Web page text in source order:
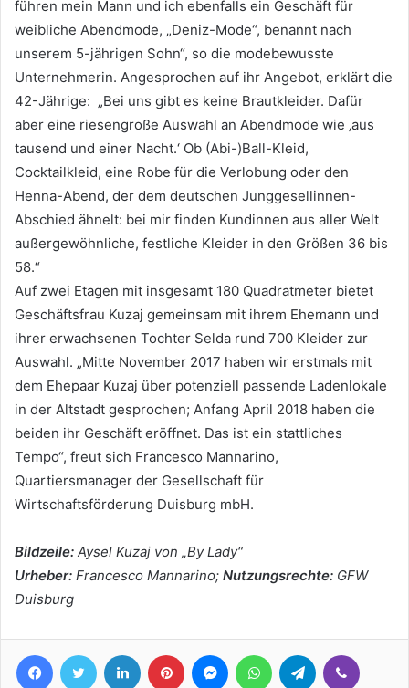
führen mein Mann und ich ebenfalls ein Geschäft für
weibliche Abendmode, „Deniz-Mode“, benannt nach
unserem 5-jährigen Sohn“, so die modebewusste
Unternehmerin. Angesprochen auf ihr Angebot, erklärt die
42-Jährige: „Bei uns gibt es keine Brautkleider. Dafür
aber eine riesengroße Auswahl an Abendmode wie ‚aus
tausend und einer Nacht.‘ Ob (Abi-)Ball-Kleid,
Cocktailkleid, eine Robe für die Verlobung oder den
Henna-Abend, der dem deutschen Junggesellinnen-
Abschied ähnelt: bei mir finden Kundinnen aus aller Welt
außergewöhnliche, festliche Kleider in den Größen 36 bis
58.“
Auf zwei Etagen mit insgesamt 180 Quadratmeter bietet
Geschäftsfrau Kuzaj gemeinsam mit ihrem Ehemann und
ihrer erwachsenen Tochter Selda rund 700 Kleider zur
Auswahl. „Mitte November 2017 haben wir erstmals mit
dem Ehepaar Kuzaj über potenziell passende Ladenlokale
in der Altstadt gesprochen; Anfang April 2018 haben die
beiden ihr Geschäft eröffnet. Das ist ein stattliches
Tempo“, freut sich Francesco Mannarino,
Quartiersmanager der Gesellschaft für
Wirtschaftsförderung Duisburg mbH.
Bildzeile: Aysel Kuzaj von „By Lady“
Urheber: Francesco Mannarino; Nutzungsrechte: GFW
Duisburg
FacebookTwitter LinkedIn Pinterest MessengerWhatsAppTelegram